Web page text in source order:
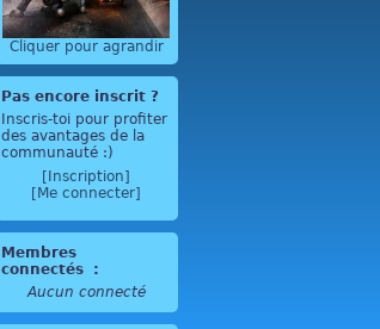
Cliquer pour agrandir
Pas encore inscrit ?
Inscris-toi pour profiter
des avantages de la
communauté :)
[Inscription]
[Me connecter]
Membres
connectés
:
Aucun connecté